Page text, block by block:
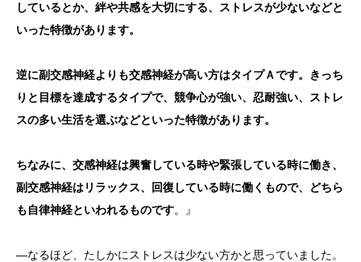
しているとか、絆や共感を大切にする、ストレスが少ないなどと
いった特徴があります。
逆に副交感神経よりも交感神経が高い方はタイプＡです。きっち
りと目標を達成するタイプで、競争心が強い、忍耐強い、ストレ
スの多い生活を選ぶなどといった特徴があります。
ちなみに、交感神経は興奮している時や緊張している時に働き、
副交感神経はリラックス、回復している時に働くもので、どちら
も自律神経といわれるものです。』
―なるほど、たしかにストレスは少ない方かと思っていました。